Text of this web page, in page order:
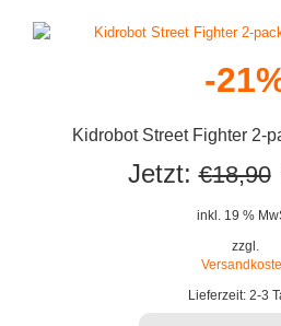
-
Kidrobot Street Fighter 2-
Jetzt: €18,90
inkl. 19 %
zzgl.
Lieferzeit: 2-3